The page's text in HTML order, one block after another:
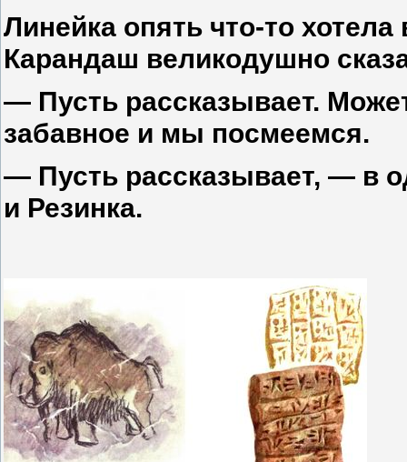
Линейка опять что-то
Карандаш великодушно
— Пусть рассказывает.
забавное и мы посмеемся.
— Пусть рассказывает, — в
и Резинка.